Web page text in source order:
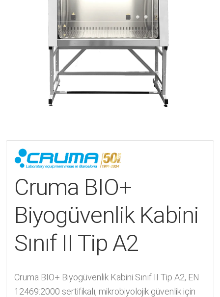
Cruma BIO+
Biyogüvenlik Kabini
Sınıf II Tip A2
Cruma BIO+ Biyogüvenlik Kabini Sınıf II Tip A2, EN
12469:2000 sertifikalı, mikrobiyolojik güvenlik için